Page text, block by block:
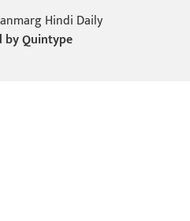
Hindi Daily
byQuintype